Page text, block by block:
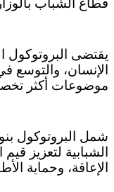
قطاع الشباب
يقتضى البروتوكول
الإنسان،
موضوعات أكثر
شمل البروتوكول
الشبابية لتعزيز
الإعاقة، وحماية